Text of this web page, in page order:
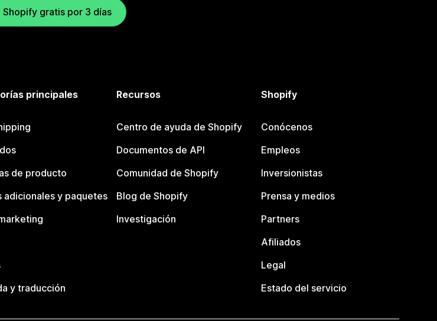
Shopify gratis por 3 días
principales
de producto
adicionales y paquetes
y traducción
Recursos
Centro de ayuda de Shopify
Documentos de API
Comunidad de Shopify
Blog de Shopify
Investigación
Shopify
Conócenos
Empleos
Inversionistas
Prensa y medios
Partners
Afiliados
Legal
Estado del servicio